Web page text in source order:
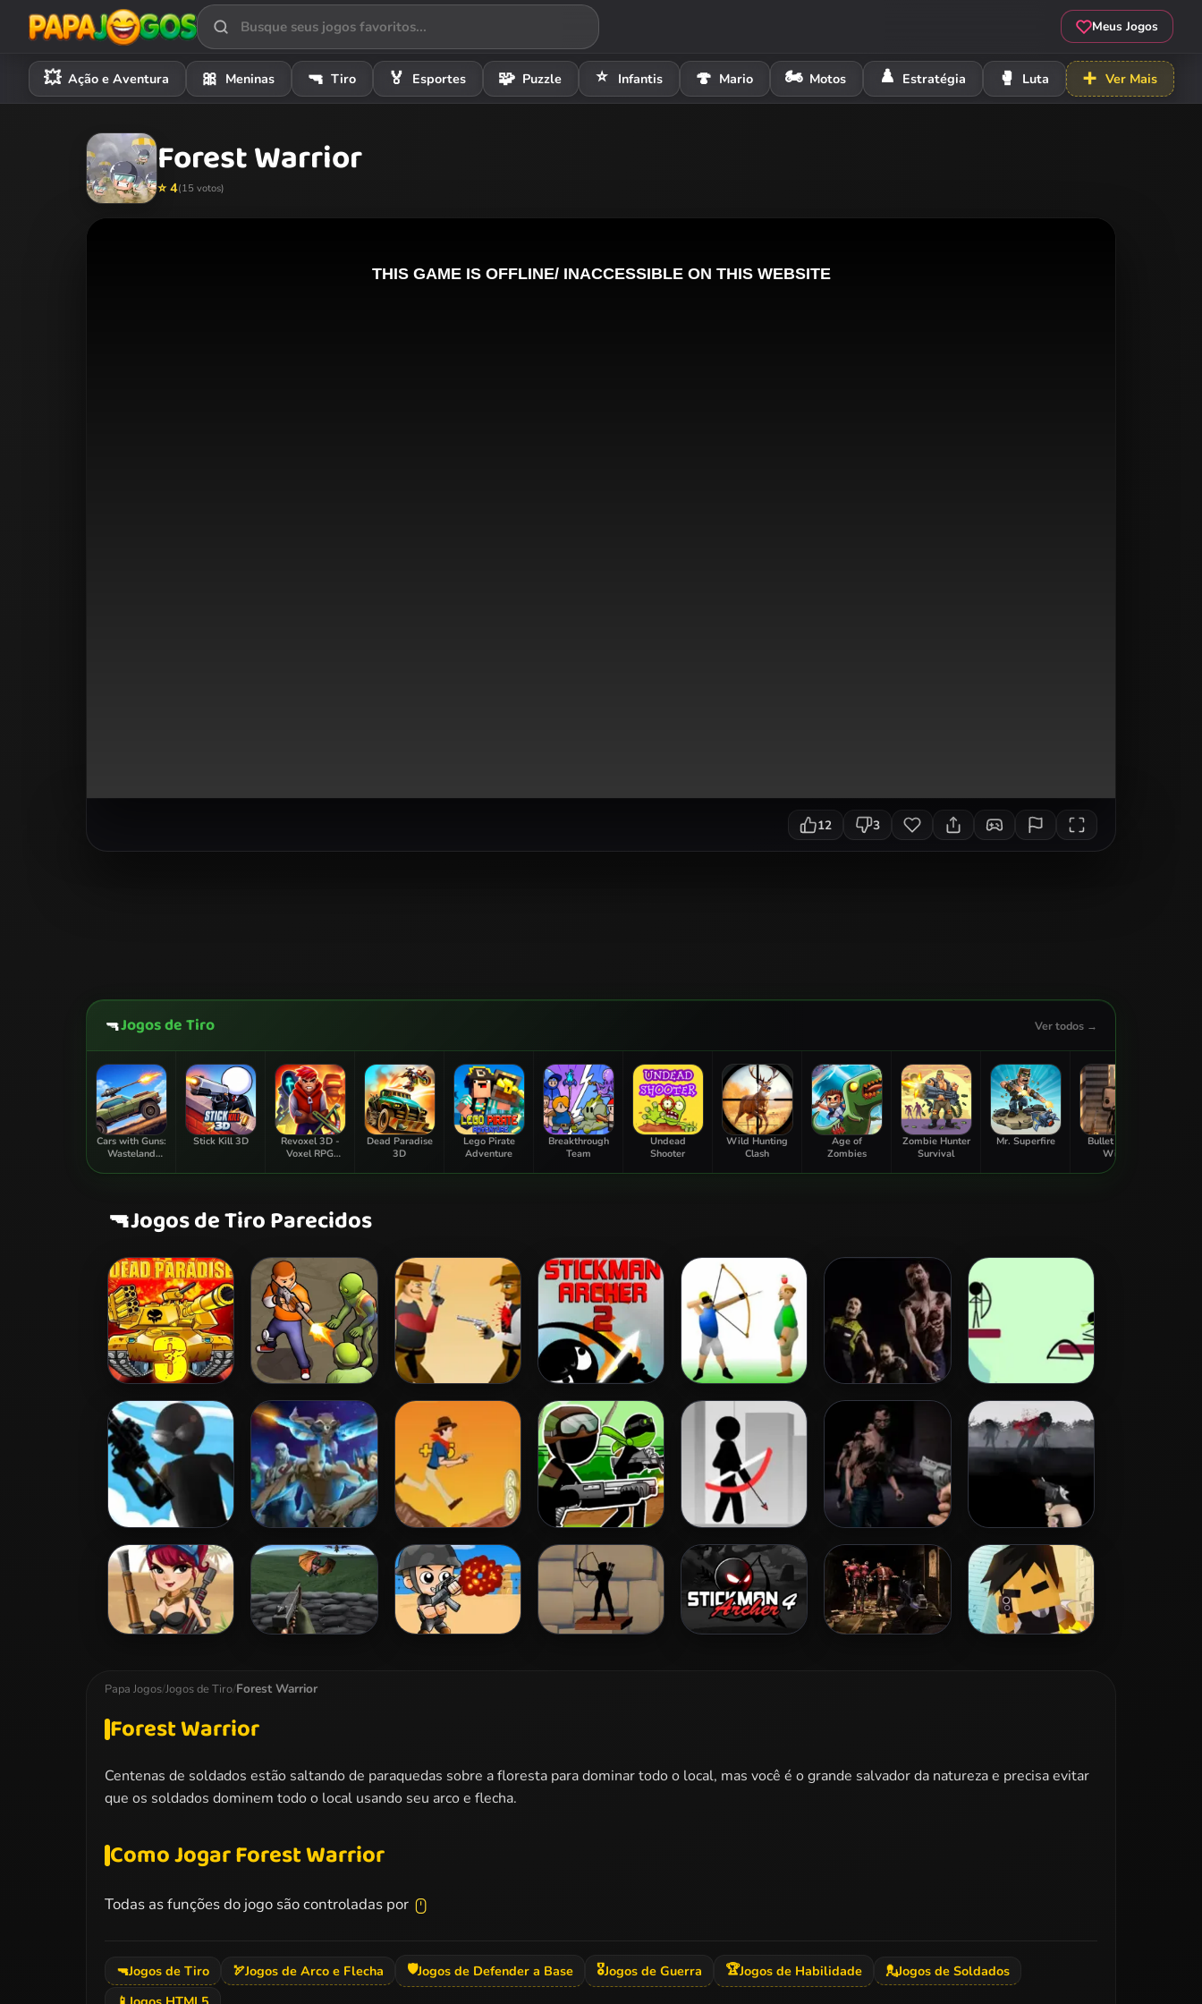
Meus Jogos
💥 Ação e Aventura 🎀 Meninas 🔫 Tiro 🏅 Esportes 🧩 Puzzle ⭐ Infantis 🍄 Mario 🏍️ Motos ♟️ Estratégia 🥊 Luta ➕ Ver Mais
Forest Warrior
⭐ 4(15 votos)
12 3
🔫Jogos de Tiro Ver todos →
Cars with Guns:
Wasteland
Stick Kill 3D
Revoxel 3D -
Voxel RPG
Dead Paradise
3D
Lego Pirate
Adventure
Breakthrough
Team
Undead
Shooter
Wild Hunting
Clash
Age of
Zombies
Zombie Hunter
Survival
Mr. Superfire
Bullet Guide
Wick
🔫Jogos de Tiro Parecidos
Dead Paradise 3 Zombie Survival Gunblood Stickman Archer
2
Apple Shooter Zombie Invasion Archery
Tactical Squad Galactic Run
Guardians Galaxy
Cowboy Shoot
Zombies
Stickman Army:
The Resistance
Stickman Archer
Online
Dead City Run Into Death
Papa Jogos/Jogos de Tiro/Forest Warrior
Forest Warrior
Centenas de soldados estão saltando de paraquedas sobre a floresta para dominar todo o local, mas você é o grande salvador da natureza e precisa evitar
que os soldados dominem todo o local usando seu arco e flecha.
Como Jogar Forest Warrior
Todas as funções do jogo são controladas por
🔫Jogos de Tiro 🏹Jogos de Arco e Flecha 🛡️Jogos de Defender a Base 🎖️Jogos de Guerra 🏆Jogos de Habilidade 💂Jogos de Soldados